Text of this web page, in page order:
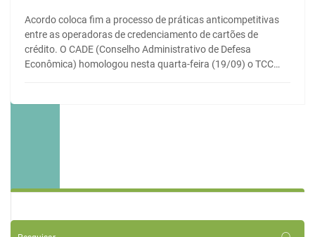
Acordo coloca fim a processo de práticas anticompetitivas
entre as operadoras de credenciamento de cartões de
crédito. O CADE (Conselho Administrativo de Defesa
Econômica) homologou nesta quarta-feira (19/09) o TCC…